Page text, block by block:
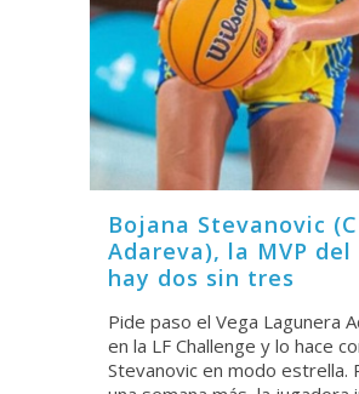
Bojana Stevanovic
Adareva), la MVP del
hay dos sin tres
Pide paso el Vega Lagunera
en la LF Challenge y lo hace
Stevanovic en modo estrella.